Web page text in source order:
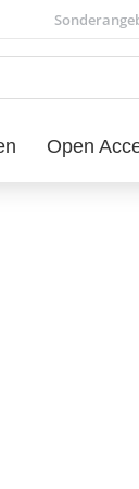
Open